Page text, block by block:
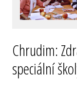
Chrudim:
speciální